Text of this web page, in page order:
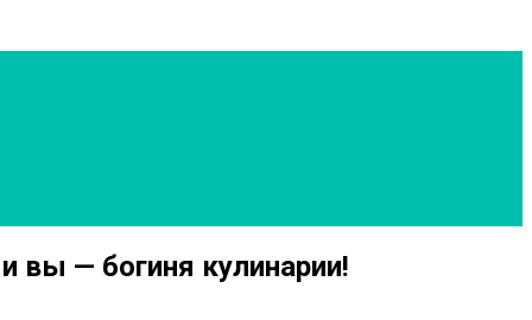
вы — богиня кулинарии!